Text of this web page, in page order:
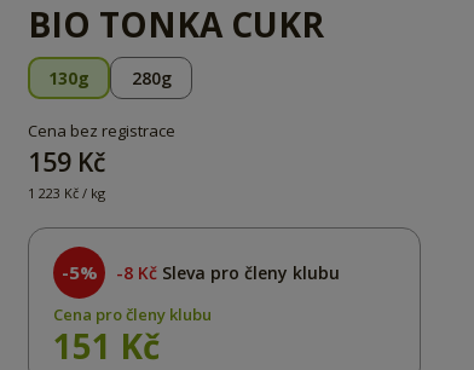
BIO TONKA CUKR
130g 280g
Cena bez registrace
159 Kč
1 223 Kč / kg
-5% 8 Kč Sleva pro členy klubu
Cena pro členy klubu
151 Kč